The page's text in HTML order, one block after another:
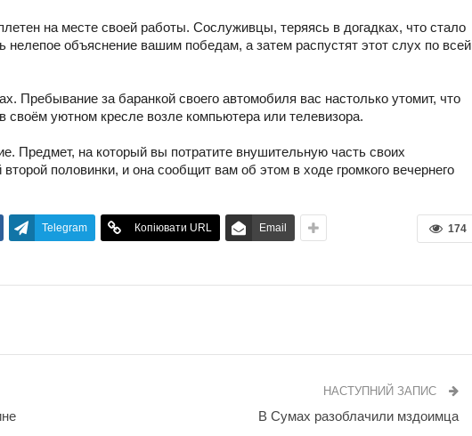
на месте своей работы. Сослуживцы, теряясь в догадках, что стало
нелепое объяснение вашим победам, а затем распустят этот слух по всей
Пребывание за баранкой своего автомобиля вас настолько утомит, что
уютном кресле возле компьютера или телевизора.
Предмет, на который вы потратите внушительную часть своих
половинки, и она сообщит вам об этом в ходе громкого вечернего
174
Telegram Копіювати URL Email
НАСТУПНИЙ ЗАПИС
В Сумах разоблачили мздоимца